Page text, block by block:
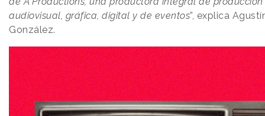
audiovisual, gráfica, digital y de eventos”, explica
González.